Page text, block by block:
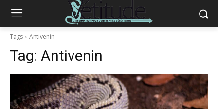
Tags Antivenin
Tag: Antivenin